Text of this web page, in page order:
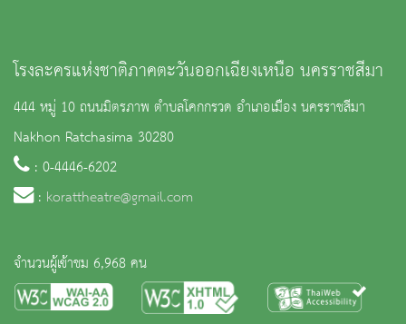
โรงละครแห่งชาติภาคตะวันออกเฉียงเหนือ นครราชสีมา
444 หมู่ 10 ถนนมิตรภาพ ตำบลโคกกรวด อำเภอเมือง นครราชสีมา
Nakhon Ratchasima 30280
: 0-4446-6202
: korattheatre@gmail.com
จำนวนผู้เข้าชม 6,968 คน